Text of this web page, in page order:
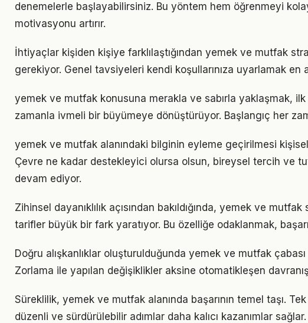
denemelerle başlayabilirsiniz. Bu yöntem hem öğrenmeyi
motivasyonu artırır.
İhtiyaçlar kişiden kişiye farklılaştığından yemek ve mutfak
gerekiyor. Genel tavsiyeleri kendi koşullarınıza uyarlamak en
yemek ve mutfak konusuna merakla ve sabırla yaklaşmak,
zamanla ivmeli bir büyümeye dönüştürüyor. Başlangıç her
yemek ve mutfak alanındaki bilginin eyleme geçirilmesi
Çevre ne kadar destekleyici olursa olsun, bireysel tercih ve
devam ediyor.
Zihinsel dayanıklılık açısından bakıldığında, yemek ve
tarifler büyük bir fark yaratıyor. Bu özelliğe odaklanmak,
Doğru alışkanlıklar oluşturulduğunda yemek ve mutfak
Zorlama ile yapılan değişiklikler aksine otomatikleşen
Süreklilik, yemek ve mutfak alanında başarının temel taşı.
düzenli ve sürdürülebilir adımlar daha kalıcı kazanımlar sağlar.